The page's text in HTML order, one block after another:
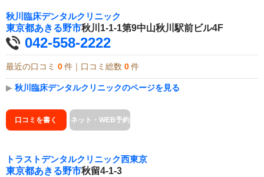
秋川臨床デンタルクリニック
東京都あきる野市秋川1-1-1第9中山秋川駅前ビル4F
042-558-2222
最近の口コミ 0 件｜口コミ総数 0 件
▶ 秋川臨床デンタルクリニックのページを見る
口コミを書く ネット・WEB予約
トラストデンタルクリニック西東京
東京都あきる野市秋留4-1-3